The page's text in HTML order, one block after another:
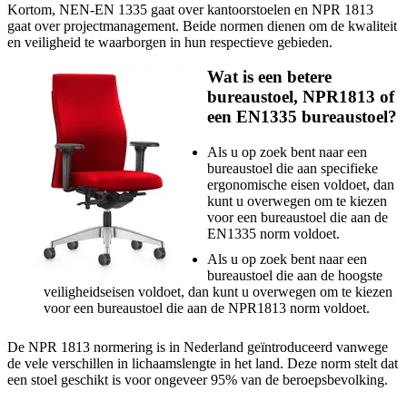
Kortom, NEN-EN 1335 gaat over kantoorstoelen en NPR 1813
gaat over projectmanagement. Beide normen dienen om de kwaliteit
en veiligheid te waarborgen in hun respectieve gebieden.
Wat is een betere
bureaustoel, NPR1813 of
een EN1335 bureaustoel?
Als u op zoek bent naar een
bureaustoel die aan specifieke
ergonomische eisen voldoet, dan
kunt u overwegen om te kiezen
voor een bureaustoel die aan de
EN1335 norm voldoet.
Als u op zoek bent naar een
bureaustoel die aan de hoogste
veiligheidseisen voldoet, dan kunt u overwegen om te kiezen
voor een bureaustoel die aan de NPR1813 norm voldoet.
De NPR 1813 normering is in Nederland geïntroduceerd vanwege
de vele verschillen in lichaamslengte in het land. Deze norm stelt dat
een stoel geschikt is voor ongeveer 95% van de beroepsbevolking.